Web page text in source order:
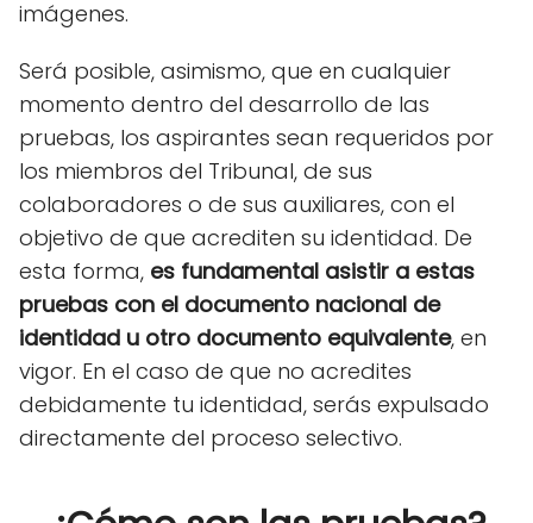
imágenes.
Será posible, asimismo, que en cualquier
momento dentro del desarrollo de las
pruebas, los aspirantes sean requeridos por
los miembros del Tribunal, de sus
colaboradores o de sus auxiliares, con el
objetivo de que acrediten su identidad. De
esta forma, es fundamental asistir a estas
pruebas con el documento nacional de
identidad u otro documento equivalente, en
vigor. En el caso de que no acredites
debidamente tu identidad, serás expulsado
directamente del proceso selectivo.